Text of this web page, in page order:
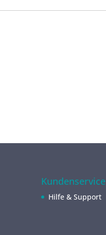
Kundenservice
Hilfe & Support